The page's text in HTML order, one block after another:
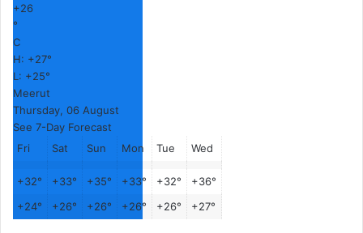
+26
°
C
H: +27°
L: +25°
Meerut
Thursday, 06 August
See 7-Day Forecast
Fri
Sat Sun Mon Tue Wed
+32° +33° +35° +33° +32° +36°
+24° +26° +26° +26° +26° +27°